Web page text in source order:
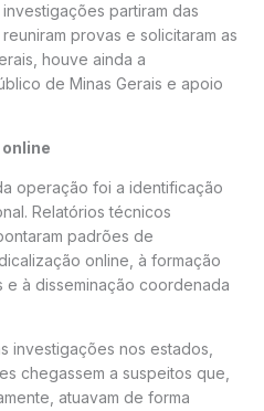
partiram das
provas e solicitaram as
houve ainda a
de Minas Gerais e apoio
operação foi a identificação
Relatórios técnicos
padrões de
online, à formação
e à disseminação coordenada
investigações nos estados,
chegassem a suspeitos que,
atuavam de forma